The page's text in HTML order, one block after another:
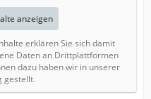
anzeigen
erklären Sie sich damit
Daten an Drittplattformen
dazu haben wir in unserer
gestellt.